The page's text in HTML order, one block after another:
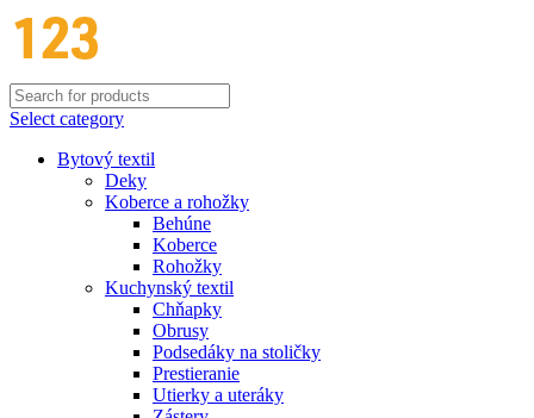
Select category
Bytový textil
Deky
Koberce a rohožky
Behúne
Koberce
Rohožky
Kuchynský textil
Chňapky
Obrusy
Podsedáky na stoličky
Prestieranie
Utierky a uteráky